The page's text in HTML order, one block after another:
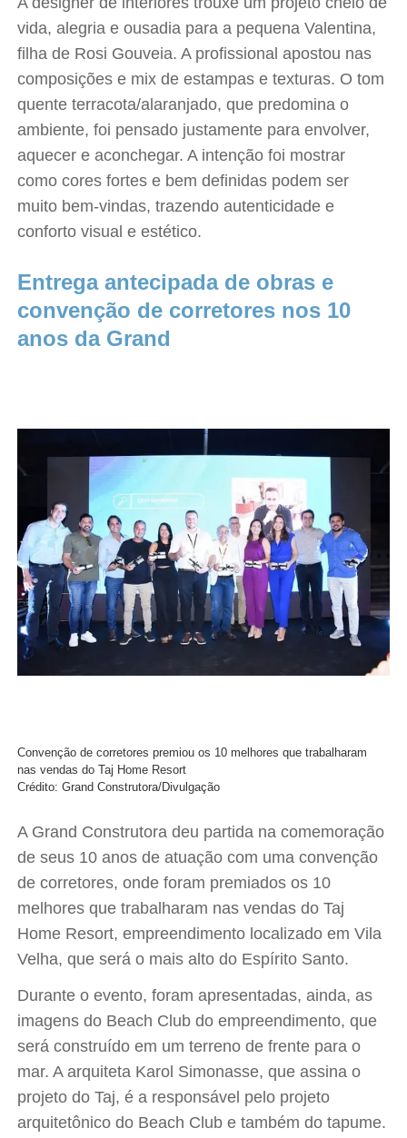
vida, alegria e ousadia para a pequena Valentina,
filha de Rosi Gouveia. A profissional apostou nas
composições e mix de estampas e texturas. O tom
quente terracota/alaranjado, que predomina o
ambiente, foi pensado justamente para envolver,
aquecer e aconchegar. A intenção foi mostrar
como cores fortes e bem definidas podem ser
muito bem-vindas, trazendo autenticidade e
conforto visual e estético.
Entrega antecipada de obras e
convenção de corretores nos 10
anos da Grand
Convenção de corretores premiou os 10 melhores que trabalharam
nas vendas do Taj Home Resort
Crédito: Grand Construtora/Divulgação
A Grand Construtora deu partida na comemoração
de seus 10 anos de atuação com uma convenção
de corretores, onde foram premiados os 10
melhores que trabalharam nas vendas do Taj
Home Resort, empreendimento localizado em Vila
Velha, que será o mais alto do Espírito Santo.
Durante o evento, foram apresentadas, ainda, as
imagens do Beach Club do empreendimento, que
será construído em um terreno de frente para o
mar. A arquiteta Karol Simonasse, que assina o
projeto do Taj, é a responsável pelo projeto
arquitetônico do Beach Club e também do tapume.